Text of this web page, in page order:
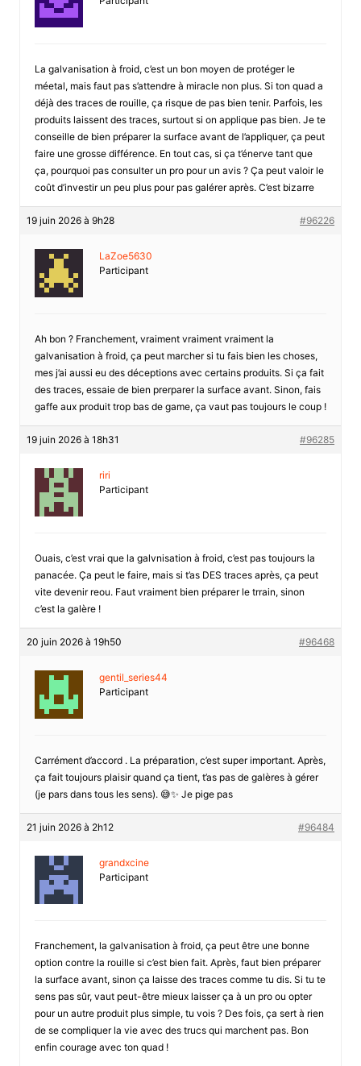
La galvanisation à froid, c’est un bon moyen de protéger le
méetal, mais faut pas s’attendre à miracle non plus. Si ton quad a
déjà des traces de rouille, ça risque de pas bien tenir. Parfois, les
produits laissent des traces, surtout si on applique pas bien. Je te
conseille de bien préparer la surface avant de l’appliquer, ça peut
faire une grosse différence. En tout cas, si ça t’énerve tant que
ça, pourquoi pas consulter un pro pour un avis ? Ça peut valoir le
coût d’investir un peu plus pour pas galérer après. C’est bizarre
19 juin 2026 à 9h28 #96226
LaZoe5630
Participant
Ah bon ? Franchement, vraiment vraiment vraiment la
galvanisation à froid, ça peut marcher si tu fais bien les choses,
mes j’ai aussi eu des déceptions avec certains produits. Si ça fait
des traces, essaie de bien prerparer la surface avant. Sinon, fais
gaffe aux produit trop bas de game, ça vaut pas toujours le coup !
19 juin 2026 à 18h31 #96285
riri
Participant
Ouais, c’est vrai que la galvnisation à froid, c’est pas toujours la
panacée. Ça peut le faire, mais si t’as DES traces après, ça peut
vite devenir reou. Faut vraiment bien préparer le trrain, sinon
c’est la galère !
20 juin 2026 à 19h50 #96468
gentil_series44
Participant
Carrément d’accord . La préparation, c’est super important. Après,
ça fait toujours plaisir quand ça tient, t’as pas de galères à gérer
(je pars dans tous les sens). 😅✨ Je pige pas
21 juin 2026 à 2h12 #96484
grandxcine
Participant
Franchement, la galvanisation à froid, ça peut être une bonne
option contre la rouille si c’est bien fait. Après, faut bien préparer
la surface avant, sinon ça laisse des traces comme tu dis. Si tu te
sens pas sûr, vaut peut-être mieux laisser ça à un pro ou opter
pour un autre produit plus simple, tu vois ? Des fois, ça sert à rien
de se compliquer la vie avec des trucs qui marchent pas. Bon
enfin courage avec ton quad !